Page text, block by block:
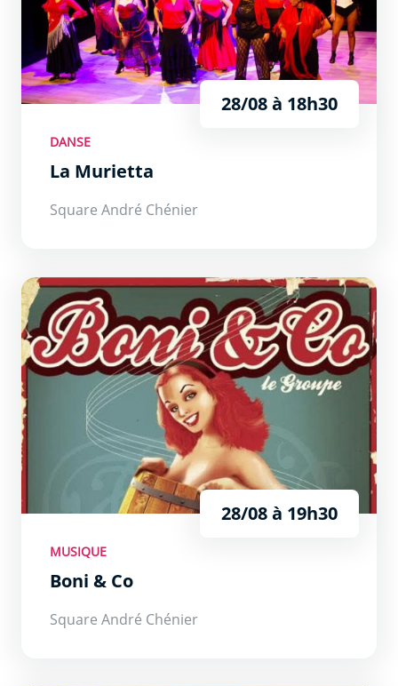
28/08 à 18h30
DANSE
La Murietta
Square André Chénier
Boni &amp; Co
28/08 à 19h30
MUSIQUE
Boni & Co
Square André Chénier